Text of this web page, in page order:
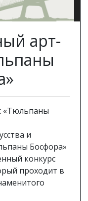
арт-
«Тюльпаны
и
Босфора»
конкурс
проходит в